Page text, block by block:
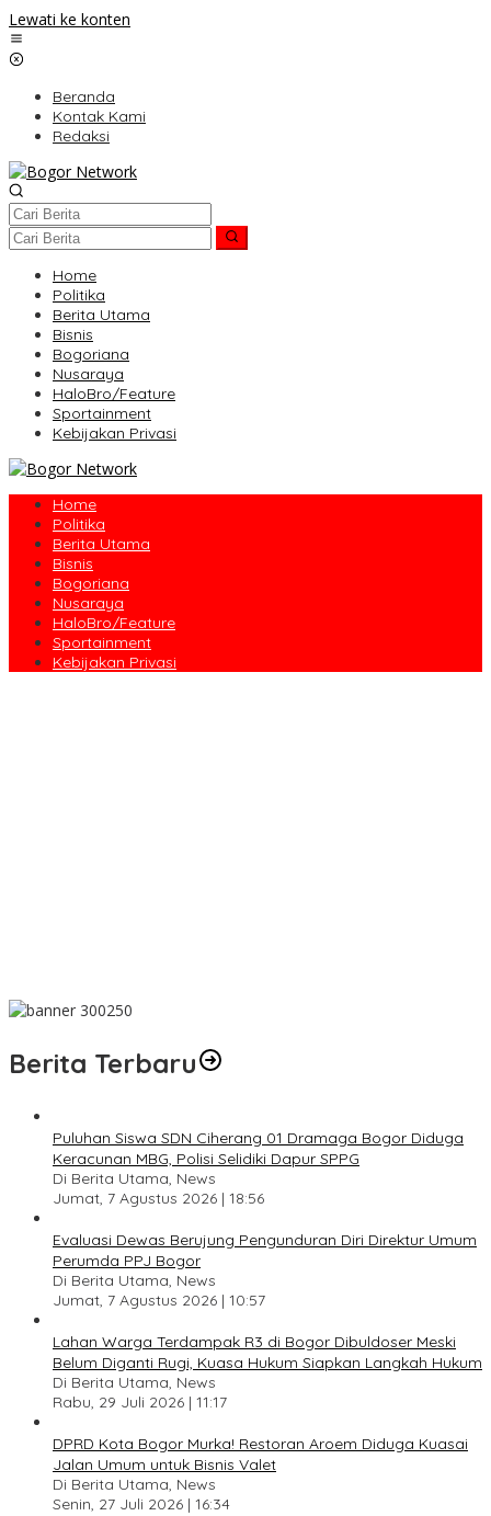
Lewati ke konten
Beranda
Kontak Kami
Redaksi
Home
Politika
Berita Utama
Bisnis
Bogoriana
Nusaraya
HaloBro/Feature
Sportainment
Kebijakan Privasi
Home
Politika
Berita Utama
Bisnis
Bogoriana
Nusaraya
HaloBro/Feature
Sportainment
Kebijakan Privasi
Berita Terbaru
Puluhan Siswa SDN Ciherang 01 Dramaga Bogor Diduga
Keracunan MBG, Polisi Selidiki Dapur SPPG
Di Berita Utama, News
Jumat, 7 Agustus 2026 | 18:56
Evaluasi Dewas Berujung Pengunduran Diri Direktur Umum
Perumda PPJ Bogor
Di Berita Utama, News
Jumat, 7 Agustus 2026 | 10:57
Lahan Warga Terdampak R3 di Bogor Dibuldoser Meski
Belum Diganti Rugi, Kuasa Hukum Siapkan Langkah Hukum
Di Berita Utama, News
Rabu, 29 Juli 2026 | 11:17
DPRD Kota Bogor Murka! Restoran Aroem Diduga Kuasai
Jalan Umum untuk Bisnis Valet
Di Berita Utama, News
Senin, 27 Juli 2026 | 16:34